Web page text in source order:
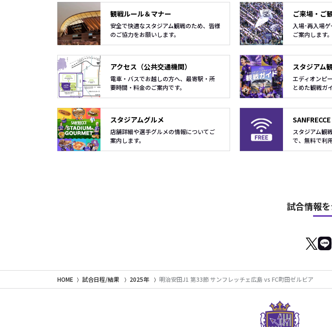
観戦ルール＆マナー
安全で快適なスタジアム観戦のため、皆様
のご協力をお願いします。
ご来場・ご
入場･再入場
ご案内します。
アクセス（公共交通機関）
電車・バスでお越しの方へ、最寄駅・所
要時間・料金のご案内です。
スタジアム
エディオンピ
とめた観戦ガ
スタジアムグルメ
店舗詳細や選手グルメの情報についてご
案内します。
スタジアム観
で、無料で利
試合情報を
HOME 試合日程/結果 2025年 明治安田J1 第33節 サンフレッチェ広島 vs FC町田ゼルビア